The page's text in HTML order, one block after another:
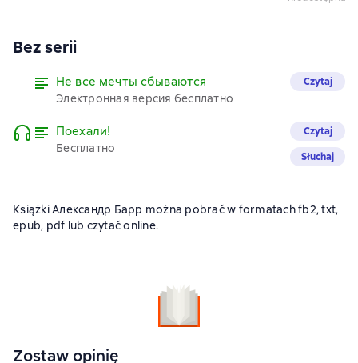
Bez serii
Не все мечты сбываются
Электронная версия бесплатно
Czytaj
Поехали!
Бесплатно
Czytaj
Słuchaj
Książki Александр Барр można pobrać w formatach fb2, txt,
epub, pdf lub czytać online.
Zostaw opinię